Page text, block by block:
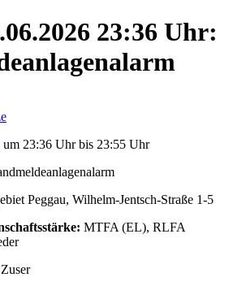
23:36 Uhr:
um 23:36 Uhr bis 23:55 Uhr
Peggau, Wilhelm-Jentsch-Straße 1-5
MTFA (EL), RLFA